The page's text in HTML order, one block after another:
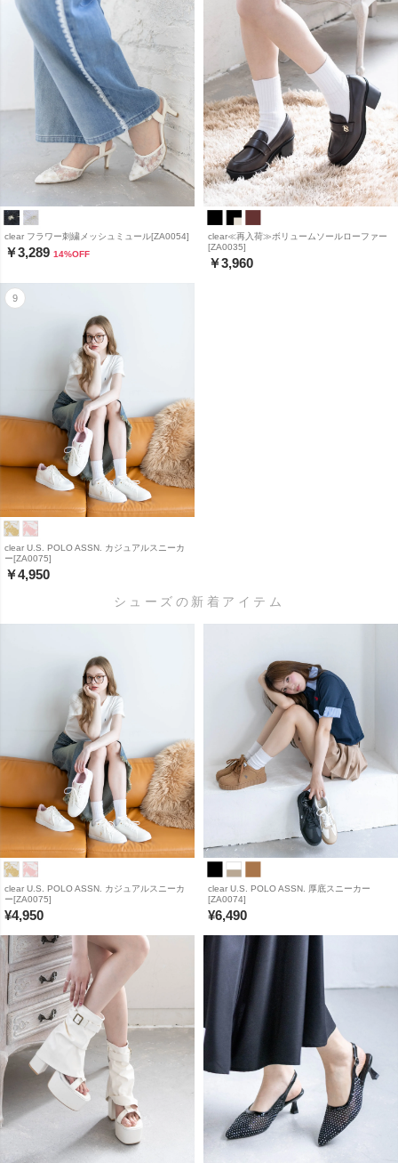
clear フラワー刺繍メッシュミュール[ZA0054]
￥3,289 14%OFF
clear≪再入荷≫ボリュームソールローファー
[ZA0035]
￥3,960
clear U.S. POLO ASSN. カジュアルスニーカ
ー[ZA0075]
￥4,950
シューズの新着アイテム
clear U.S. POLO ASSN. カジュアルスニーカ
ー[ZA0075]
¥4,950
clear U.S. POLO ASSN. 厚底スニーカー
[ZA0074]
¥6,490